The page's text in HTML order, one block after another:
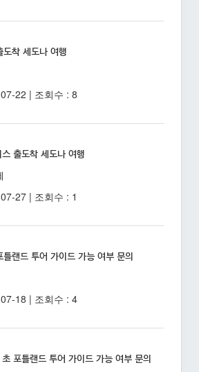
착 세도나 여행
22 | 조회수 : 8
출도착 세도나 여행
27 | 조회수 : 1
랜드 투어 가이드 가능 여부 문의
18 | 조회수 : 4
포틀랜드 투어 가이드 가능 여부 문의